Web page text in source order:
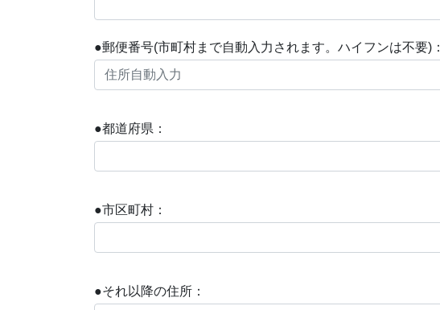
●郵便番号(市町村まで自動入力されます。ハイフンは不要)：
●都道府県：
●市区町村：
●それ以降の住所：